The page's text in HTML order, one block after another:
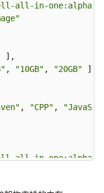
all-in-one:alpha"
],
, "10GB" , "20GB" ]
, "CPP" ,
all-in-one:alpha"